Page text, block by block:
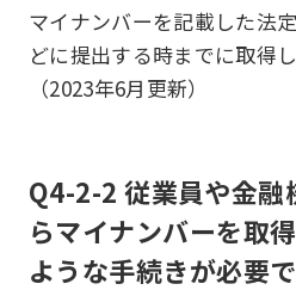
マイナンバーを記載した法
どに提出する時までに取得し
（2023年6月更新）
Q4-2-2 従業員や金融
らマイナンバーを取
ような手続きが必要で